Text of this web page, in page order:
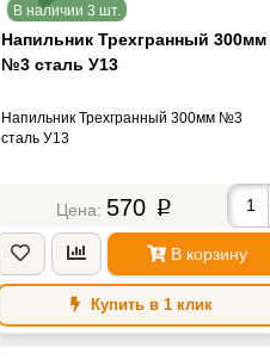
В наличии 3 шт.
Напильник Трехгранный 300мм
№3 сталь У13
Напильник Трехгранный 300мм №3
сталь У13
570 p
В корзину
Купить в 1 клик